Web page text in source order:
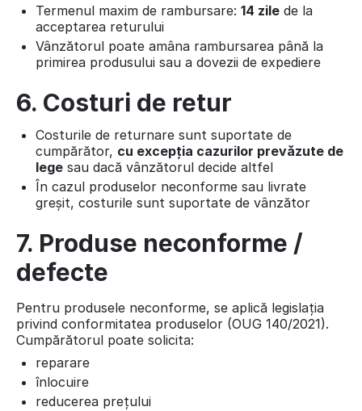
Termenul maxim de rambursare: 14 zile de la
acceptarea returului
Vânzătorul poate amâna rambursarea până la
primirea produsului sau a dovezii de expediere
6. Costuri de retur
Costurile de returnare sunt suportate de
cumpărător, cu excepția cazurilor prevăzute de
lege sau dacă vânzătorul decide altfel
În cazul produselor neconforme sau livrate
greșit, costurile sunt suportate de vânzător
7. Produse neconforme /
defecte
Pentru produsele neconforme, se aplică legislația
privind conformitatea produselor (OUG 140/2021).
Cumpărătorul poate solicita:
reparare
înlocuire
reducerea prețului